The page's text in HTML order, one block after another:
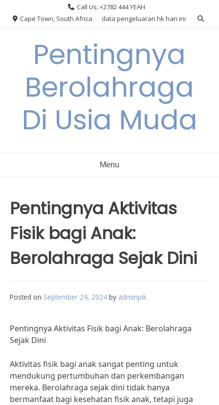
Call Us: +2782 444 YEAH
Cape Town, South Africa
data pengeluaran hk hari ini
Pentingnya
Berolahraga
Di Usia Muda
Menu
Pentingnya Aktivitas
Fisik bagi Anak:
Berolahraga Sejak Dini
Posted on September 24, 2024 by adminpik
Pentingnya Aktivitas Fisik bagi Anak: Berolahraga
Sejak Dini
Aktivitas fisik bagi anak sangat penting untuk
mendukung pertumbuhan dan perkembangan
mereka. Berolahraga sejak dini tidak hanya
bermanfaat bagi kesehatan fisik anak, tetapi juga